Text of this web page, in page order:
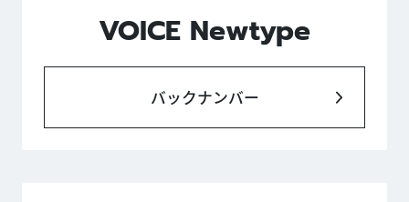
VOICE Newtype
バックナンバー